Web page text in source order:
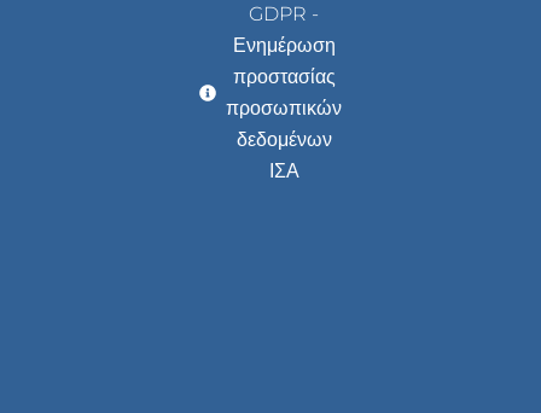
GDPR -
Ενημέρωση
προστασίας
προσωπικών
δεδομένων
ΙΣΑ